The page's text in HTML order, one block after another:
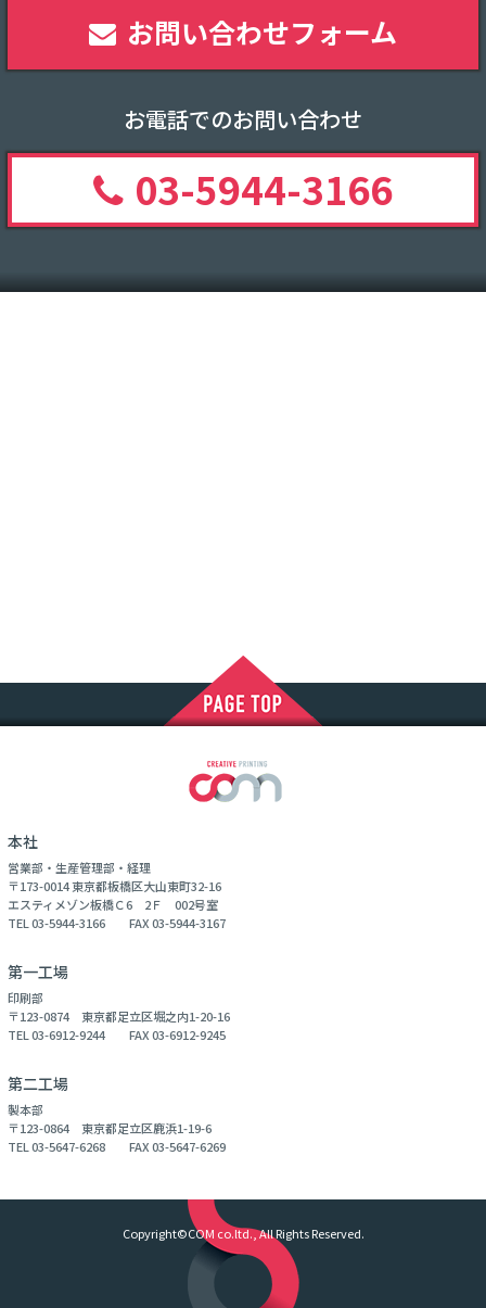
お問い合わせフォーム
お電話でのお問い合わせ
03-5944-3166
本社
営業部・生産管理部・経理
〒173-0014 東京都板橋区大山東町32-16
エスティメゾン板橋Ｃ6 2Ｆ 002号室
TEL 03-5944-3166 FAX 03-5944-3167
第一工場
印刷部
〒123-0874 東京都足立区堀之内1-20-16
TEL 03-6912-9244 FAX 03-6912-9245
第二工場
製本部
〒123-0864 東京都足立区鹿浜1-19-6
TEL 03-5647-6268 FAX 03-5647-6269
Copyright©COM co.ltd., All Rights Reserved.